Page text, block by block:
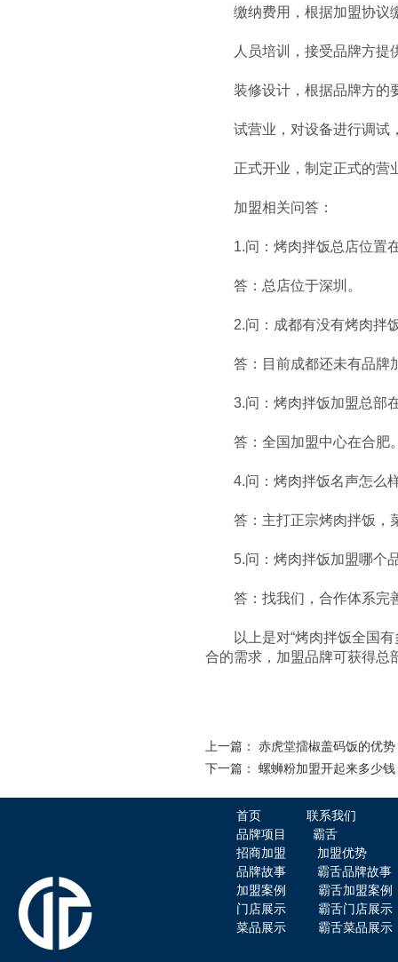
缴纳费用，根据加盟协议缴
人员培训，接受品牌方提供
装修设计，根据品牌方的要
试营业，对设备进行调试
正式开业，制定正式的营业
加盟相关问答：
1.问：烤肉拌饭总店位置
答：总店位于深圳。
2.问：成都有没有烤肉拌
答：目前成都还未有品牌
3.问：烤肉拌饭加盟总部
答：全国加盟中心在合肥
4.问：烤肉拌饭名声怎么
答：主打正宗烤肉拌饭，
5.问：烤肉拌饭加盟哪个
答：找我们，合作体系完善
以上是对“烤肉拌饭全国有
合的需求，加盟品牌可获得总
上一篇： 赤虎堂擂椒盖码饭的优势
下一篇： 螺蛳粉加盟开起来多少钱
首页
联系我们
品牌项目
霸舌
招商加盟
加盟优势
品牌故事
霸舌品牌故事
加盟案例
霸舌加盟案例
门店展示
霸舌门店展示
菜品展示
霸舌菜品展示